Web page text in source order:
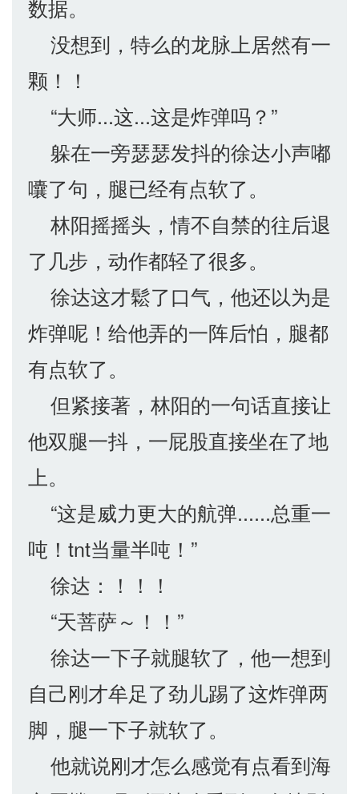
数据。
没想到，特么的龙脉上居然有一
颗！！
“大师...这...这是炸弹吗？”
躲在一旁瑟瑟发抖的徐达小声嘟
囔了句，腿已经有点软了。
林阳摇摇头，情不自禁的往后退
了几步，动作都轻了很多。
徐达这才鬆了口气，他还以为是
炸弹呢！给他弄的一阵后怕，腿都
有点软了。
但紧接著，林阳的一句话直接让
他双腿一抖，一屁股直接坐在了地
上。
“这是威力更大的航弹......总重一
吨！tnt当量半吨！”
徐达：！！！
“天菩萨～！！”
徐达一下子就腿软了，他一想到
自己刚才牟足了劲儿踢了这炸弹两
脚，腿一下子就软了。
他就说刚才怎么感觉有点看到海